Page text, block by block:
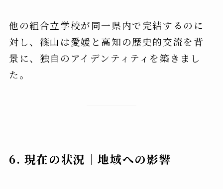
他の組合立学校が同一県内で完結するのに
対し、篠山は愛媛と高知の歴史的交流を背
景に、独自のアイデンティティを築きまし
た。
6. 現在の状況｜地域への影響